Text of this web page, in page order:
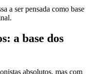
a ser pensada como base
a base dos
absolutos, mas com